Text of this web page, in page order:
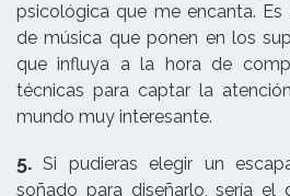
psicológica que me encanta.
de música que ponen en los
que influya a la hora de
técnicas para captar la
mundo muy interesante.
5.Si pudieras elegir un
soñado para diseñarlo, sería